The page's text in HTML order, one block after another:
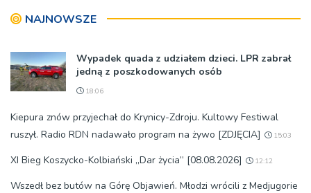
NAJNOWSZE
Wypadek quada z udziałem dzieci. LPR zabrał
jedną z poszkodowanych osób
18:06
Kiepura znów przyjechał do Krynicy-Zdroju. Kultowy Festiwal
ruszył. Radio RDN nadawało program na żywo [ZDJĘCIA]
15:03
XI Bieg Koszycko-Kolbiański „Dar życia” [08.08.2026] 12:12
Wszedł bez butów na Górę Objawień. Młodzi wrócili z Medjugorie